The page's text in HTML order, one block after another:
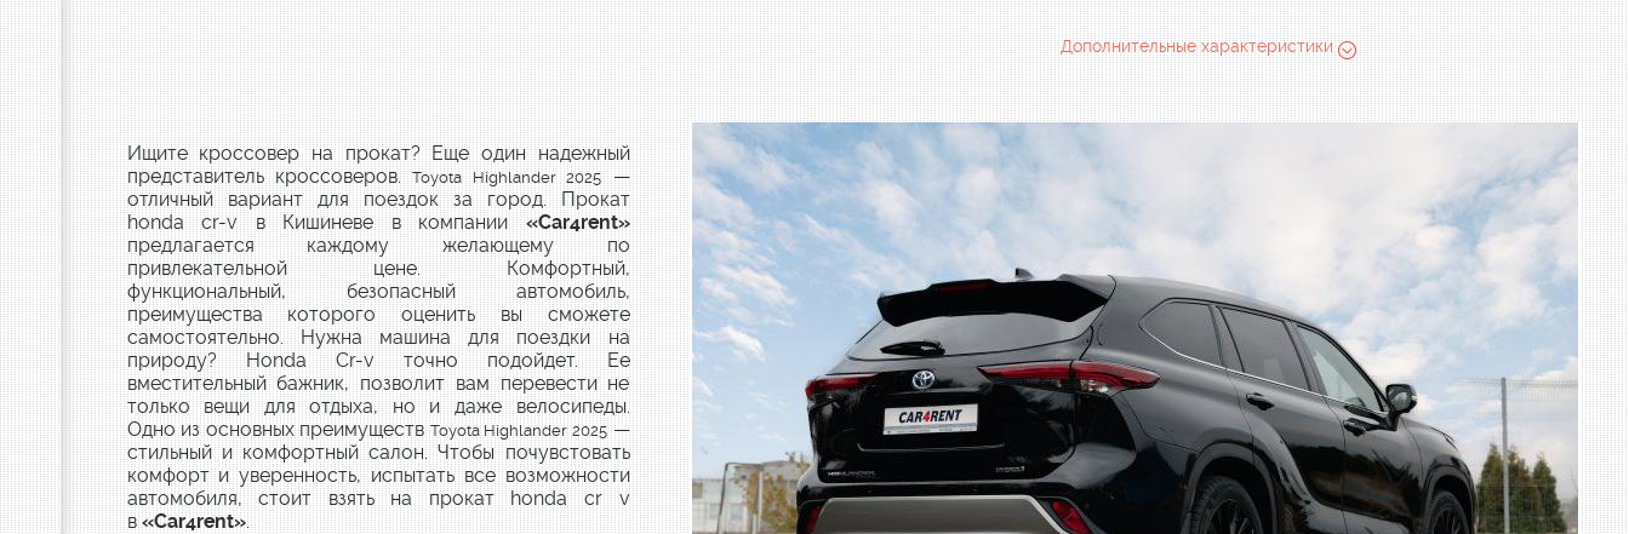
Дополнительные характеристики
Ищите кроссовер на прокат? Еще один надежный
представитель кроссоверов.Toyota Highlander 2025—
отличный вариант для поездок за город. Прокат
honda cr-v в Кишиневе в компании«Car4rent»
предлагается каждому желающему по
привлекательной цене. Комфортный,
функциональный, безопасный автомобиль,
преимущества которого оценить вы сможете
самостоятельно. Нужна машина для поездки на
природу? Honda Сr-v точно подойдет. Ее
вместительный бажник, позволит вам перевести не
только вещи для отдыха, но и даже велосипеды.
Одно из основных преимуществToyota Highlander 2025—
стильный и комфортный салон. Чтобы почувстовать
комфорт и уверенность, испытать все возможности
автомобиля, стоит взять на прокат honda cr v
в«Car4rent».